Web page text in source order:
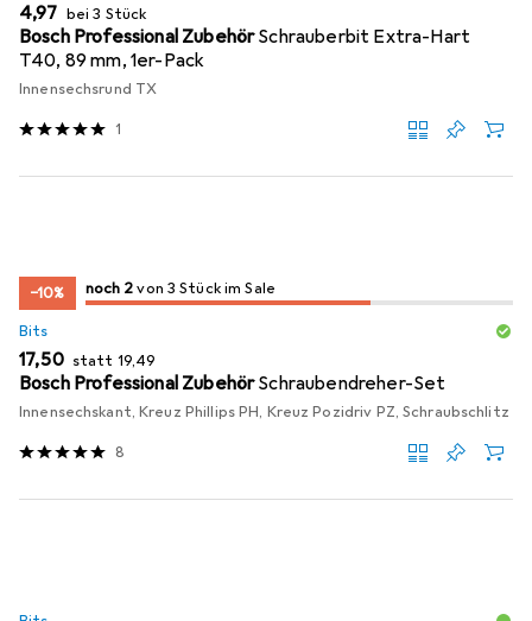
EUR
4,97 bei 3 Stück
Bosch Professional ZubehörSchrauberbit Extra-Hart
T40, 89 mm, 1er-Pack
Innensechsrund TX
1
−10% 2/ 3
2/ 3 im Sale
noch 2 von 3 Stück im Sale
Bits
EUR
17,50 statt EUR
19,49
Bosch Professional ZubehörSchraubendreher-Set
Innensechskant, Kreuz Phillips PH, Kreuz Pozidriv PZ, Schraubschlitz
8